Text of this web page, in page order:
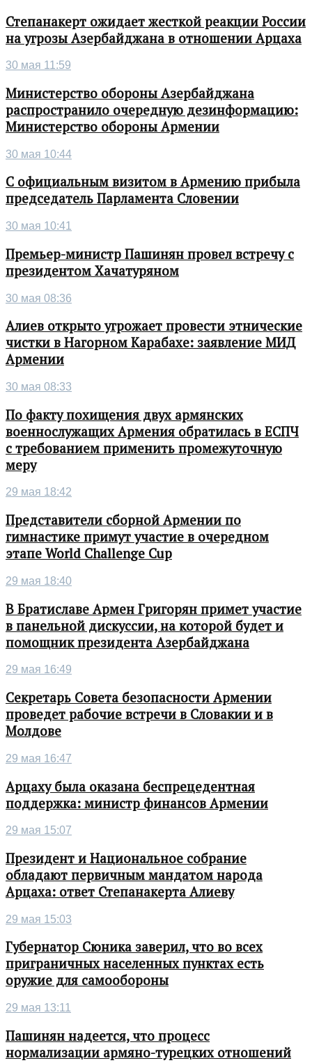
Степанакерт ожидает жесткой реакции России
на угрозы Азербайджана в отношении Арцаха
30 мая 11:59
Министерство обороны Азербайджана
распространило очередную дезинформацию:
Министерство обороны Армении
30 мая 10:44
С официальным визитом в Армению прибыла
председатель Парламента Словении
30 мая 10:41
Премьер-министр Пашинян провел встречу с
президентом Хачатуряном
30 мая 08:36
Алиев открыто угрожает провести этнические
чистки в Нагорном Карабахе: заявление МИД
Армении
30 мая 08:33
По факту похищения двух армянских
военнослужащих Армения обратилась в ЕСПЧ
с требованием применить промежуточную
меру
29 мая 18:42
Представители сборной Армении по
гимнастике примут участие в очередном
этапе World Challenge Cup
29 мая 18:40
В Братиславе Армен Григорян примет участие
в панельной дискуссии, на которой будет и
помощник президента Азербайджана
29 мая 16:49
Секретарь Совета безопасности Армении
проведет рабочие встречи в Словакии и в
Молдове
29 мая 16:47
Арцаху была оказана беспрецедентная
поддержка: министр финансов Армении
29 мая 15:07
Президент и Национальное собрание
обладают первичным мандатом народа
Арцаха: ответ Степанакерта Алиеву
29 мая 15:03
Губернатор Сюника заверил, что во всех
приграничных населенных пунктах есть
оружие для самообороны
29 мая 13:11
Пашинян надеется, что процесс
нормализации армяно-турецких отношений